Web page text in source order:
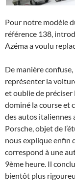
Pour notre modèle
référence 138,
Azéma a voulu
De manière
représenter la
et oublie de préciser
dominé la course et
des autos italiennes
Porsche, objet de
nous explique enfin
correspond à une
9ème heure. Il
bientôt plus